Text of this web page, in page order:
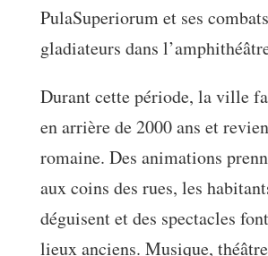
PulaSuperiorum et ses
gladiateurs dans
Durant cette période, la ville
en arrière de 2000 ans et
romaine. Des animations
aux coins des rues, les
déguisent et des spectacles
lieux anciens. Musique,